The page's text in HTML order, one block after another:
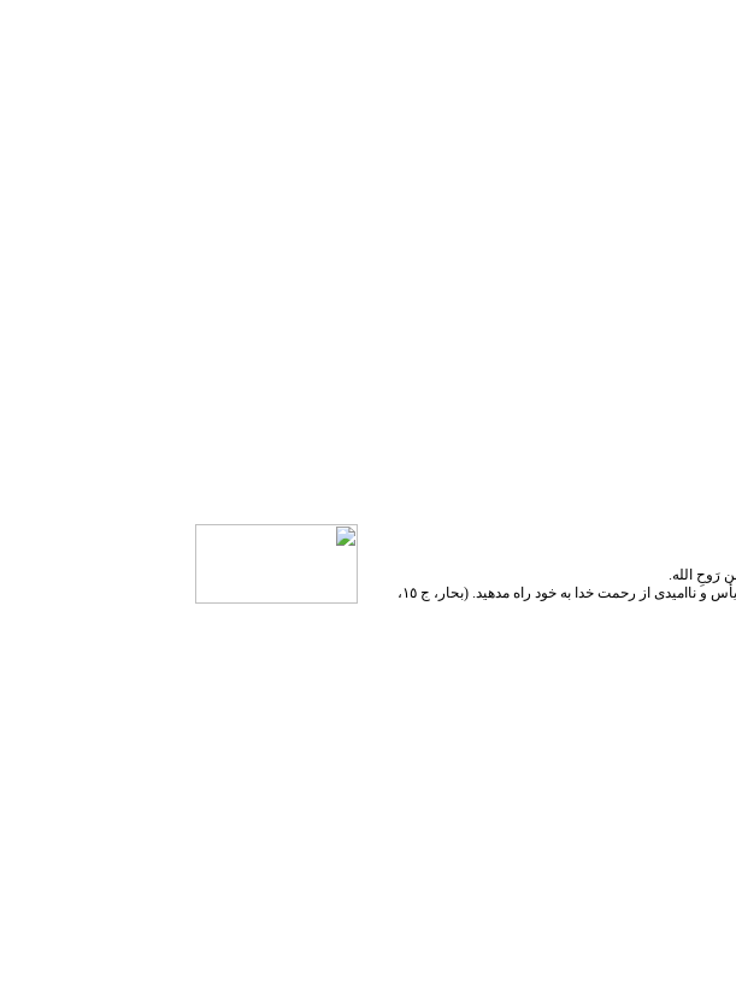
رَوحِ الله.
همواره در انتظار باشید و یأس و ناامیدی از رحمت خدا به خود راه مدهید. (بحار، ج ١٥،